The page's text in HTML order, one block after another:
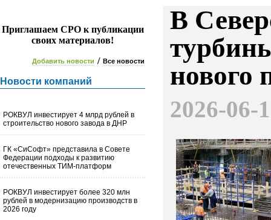
Приглашаем СРО к публикации
своих материалов!
Добавить новости / Все новости
Новости компаний
РОКВУЛ инвестирует 4 млрд рублей в
строительство нового завода в ДНР
ГК «СиСофт» представила в Совете
Федерации подходы к развитию
отечественных ТИМ-платформ
РОКВУЛ инвестирует более 320 млн
рублей в модернизацию производств в
2026 году
В
нового
2026-06-